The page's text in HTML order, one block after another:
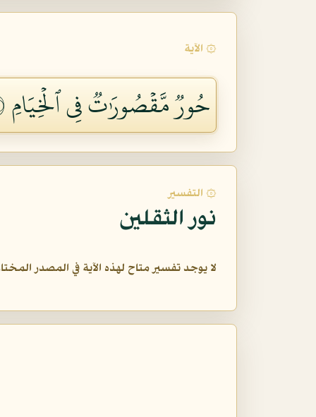
۞ الآية
حُورٞ مَّقۡصُورَٰتٞ فِي ٱلۡخِيَامِ ٧٢
۞ التفسير
نور الثقلين
لا يوجد تفسير متاح لهذه الآية في المصدر